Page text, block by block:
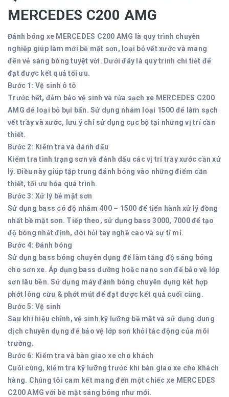
MERCEDES C200 AMG
Đánh bóng xe MERCEDES C200 AMG là quy trình chuyên
nghiệp giúp làm mới bề mặt sơn, loại bỏ vết xước và mang
đến vẻ sáng bóng tuyệt vời. Dưới đây là quy trình chi tiết để
đạt được kết quả tối ưu.
Bước 1: Vệ sinh ô tô
Trước hết, đảm bảo vệ sinh và rửa sạch xe MERCEDES C200
AMG để loại bỏ bụi bẩn. Sử dụng nhám loại 1500 để làm sạch
vết trầy và xước, lưu ý chỉ sử dụng cục bộ tại những vị trí cần
thiết.
Bước 2: Kiểm tra và đánh dấu
Kiểm tra tình trạng sơn và đánh dấu các vị trí trầy xước cần xử
lý. Điều này giúp tập trung đánh bóng vào những điểm cần
thiết, tối ưu hóa quá trình.
Bước 3: Xử lý bề mặt sơn
Sử dụng bass có độ nhám 400 – 1500 để tiến hành xử lý đồng
nhất bề mặt sơn. Tiếp theo, sử dụng bass 3000, 7000 để tạo
độ bóng nhất định, đòi hỏi tay nghề cao và sự tỉ mỉ.
Bước 4: Đánh bóng
Sử dụng bass bóng chuyên dụng để làm tăng độ sáng bóng
cho sơn xe. Áp dụng bass dưỡng hoặc nano sơn để bảo vệ lớp
sơn lâu bền. Sử dụng máy đánh bóng chuyên dụng kết hợp
phớt lông cừu & phớt mút để đạt được kết quả cuối cùng.
Bước 5: Vệ sinh
Sau khi hiệu chỉnh, vệ sinh kỹ lưỡng bề mặt và sử dụng dung
dịch chuyên dụng để bảo vệ lớp sơn khỏi tác động của môi
trường.
Bước 6: Kiểm tra và bàn giao xe cho khách
Cuối cùng, kiểm tra kỹ lưỡng trước khi bàn giao xe cho khách
hàng. Chúng tôi cam kết mang đến một chiếc xe MERCEDES
C200 AMG với bề mặt sáng bóng như mới.